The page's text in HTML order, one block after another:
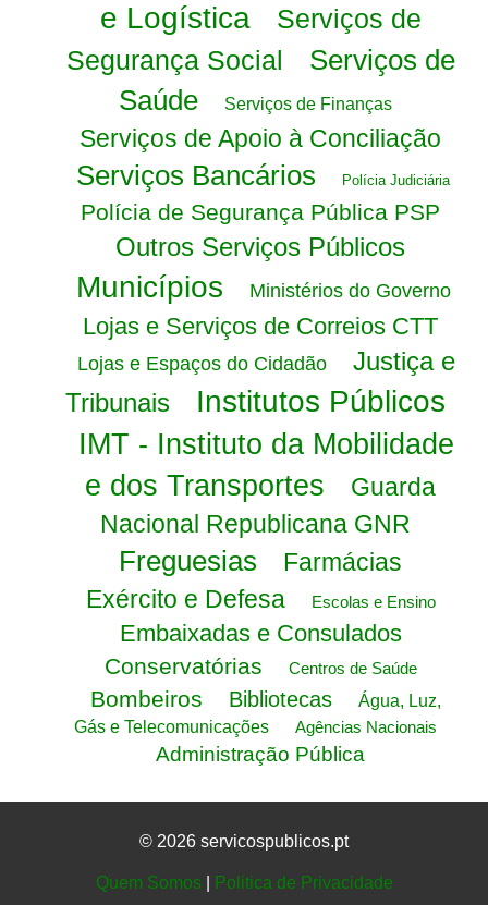
e Logística
Serviços de
Segurança Social
Serviços de
Saúde
Serviços de Finanças
Serviços de Apoio à Conciliação
Serviços Bancários Polícia Judiciária
Polícia de Segurança Pública PSP
Outros Serviços Públicos
Municípios Ministérios do Governo
Lojas e Serviços de Correios CTT
Lojas e Espaços do Cidadão
Justiça e
Tribunais
Institutos Públicos
IMT - Instituto da Mobilidade
e dos Transportes
Guarda
Nacional Republicana GNR
Freguesias
Farmácias
Exército e Defesa
Escolas e Ensino
Embaixadas e Consulados
Conservatórias Centros de Saúde
Bombeiros Bibliotecas
Água, Luz,
Gás e Telecomunicações
Agências Nacionais
Administração Pública
© 2026 servicospublicos.pt
Quem Somos| Politica de Privacidade